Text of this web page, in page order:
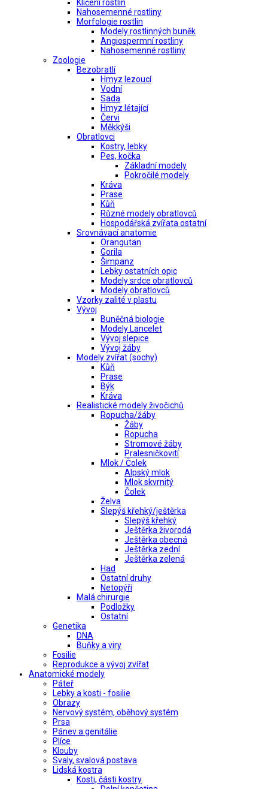
Klíčení rostlin
Nahosemenné rostliny
Morfologie rostlin
Modely rostlinných buněk
Angiospermní rostliny
Nahosemenné rostliny
Zoologie
Bezobratlí
Hmyz lezoucí
Vodní
Sada
Hmyz létající
Červi
Měkkýši
Obratlovci
Kostry, lebky
Pes, kočka
Základní modely
Pokročilé modely
Kráva
Prase
Kůň
Různé modely obratlovců
Hospodářská zvířata ostatní
Srovnávací anatomie
Orangutan
Gorila
Šimpanz
Lebky ostatních opic
Modely srdce obratlovců
Modely obratlovců
Vzorky zalité v plastu
Vývoj
Buněčná biologie
Modely Lancelet
Vývoj slepice
Vývoj žáby
Modely zvířat (sochy)
Kůň
Prase
Býk
Kráva
Realistické modely živočichů
Ropucha/žáby
Žáby
Ropucha
Stromové žáby
Pralesničkovití
Mlok / Čolek
Alpský mlok
Mlok skvrnitý
Čolek
Želva
Slepýš křehký/ještěrka
Slepýš křehký
Ještěrka živorodá
Ještěrka obecná
Ještěrka zední
Ještěrka zelená
Had
Ostatní druhy
Netopýři
Malá chirurgie
Podložky
Ostatní
Genetika
DNA
Buňky a viry
Fosilie
Reprodukce a vývoj zvířat
Anatomické modely
Páteř
Lebky a kosti - fosilie
Obrazy
Nervový systém, oběhový systém
Prsa
Pánev a genitálie
Plíce
Klouby
Svaly, svalová postava
Lidská kostra
Kosti, části kostry